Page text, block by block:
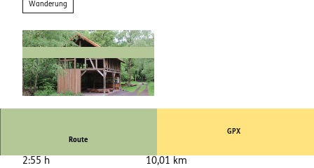
Wanderung
CC-BY-SA
Route
GPX
2:55 h
10,01 km